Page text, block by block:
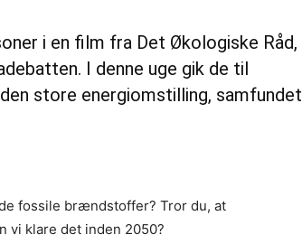
i en film fra Det Økologiske Råd,
I denne uge gik de til
store energiomstilling, samfundet
fossile brændstoffer? Tror du, at
vi klare det inden 2050?